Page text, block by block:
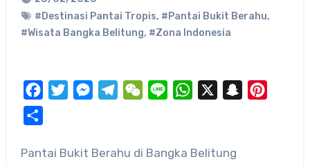
#Destinasi Pantai Tropis, #Pantai Bukit Berahu,
#Wisata Bangka Belitung, #Zona Indonesia
FacebookTwitterMessengerTelegramWeChat
Line WhatsApp Snapchat
Pantai Bukit Berahu di Bangka Belitung